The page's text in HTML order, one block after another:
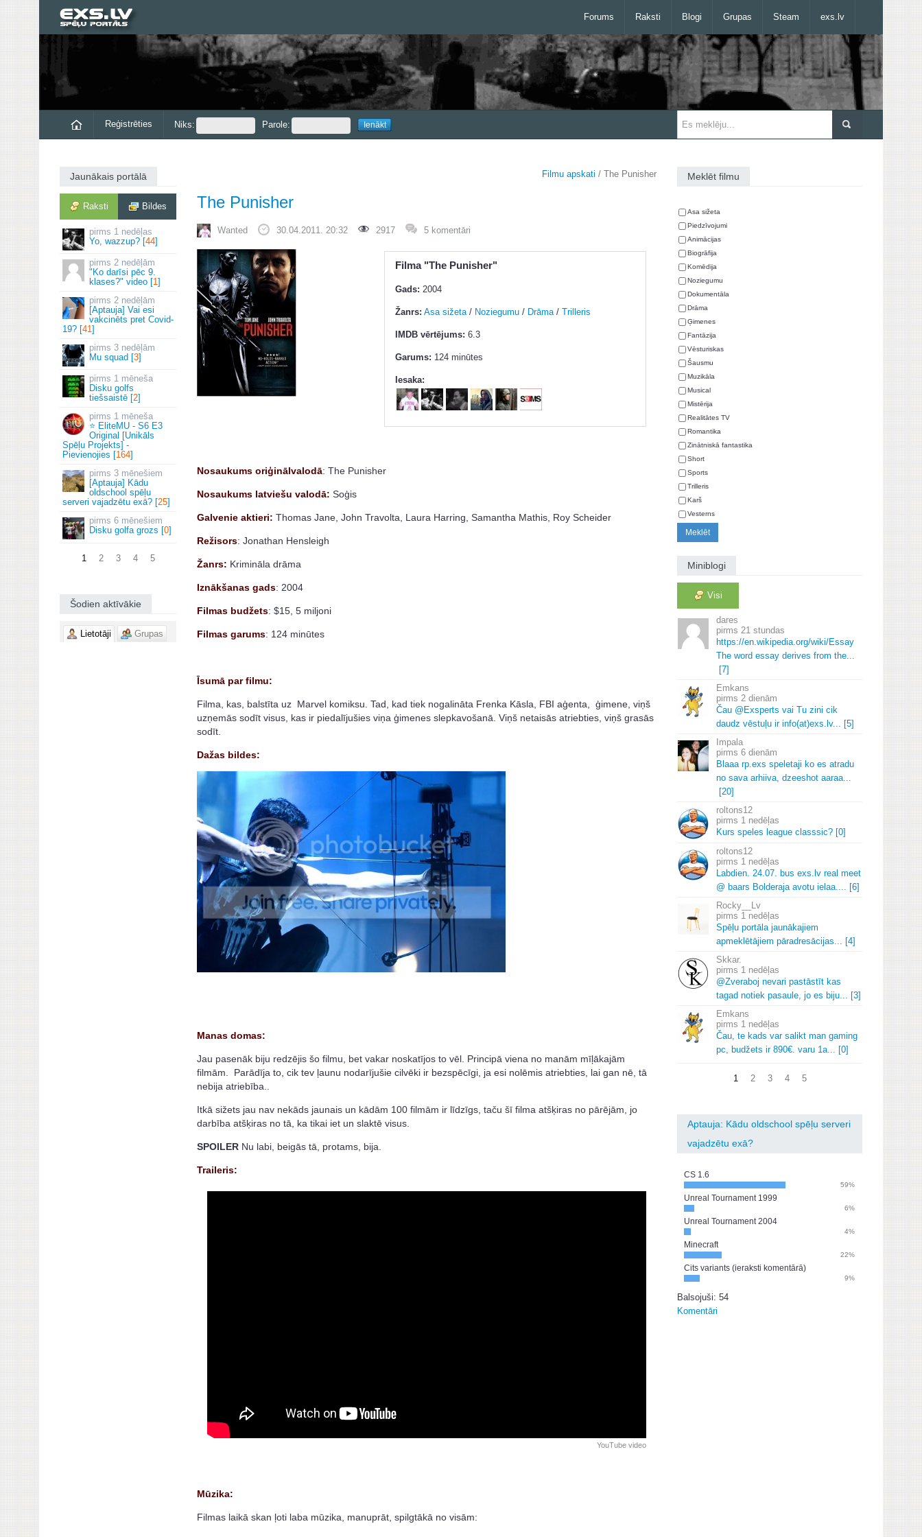
Forums Raksti Blogi Grupas Steam exs.lv
Reģistrēties Niks: Parole:
Jaunākais portālā
Raksti Bildes
1 nedēļas
Yo, wazzup? [44]
2 nedēļām
"Ko darīsi pēc 9.
klases?" video [1]
2 nedēļām
[Aptauja] Vai esi
vakcinēts pret Covid-
19? [41]
3 nedēļām
Mu squad [3]
1 mēneša
Disku golfs
tiešsaistē [2]
1 mēneša
⭐ EliteMU - S6 E3
Original [Unikāls
Spēļu Projekts] -
Pievienojies [164]
3 mēnešiem
[Aptauja] Kādu
oldschool spēļu
serveri vajadzētu exā? [25]
6 mēnešiem
Disku golfa grozs [0]
1 2 3 4 5
Šodien aktīvākie
Lietotāji Grupas
Filmu apskati / The Punisher
The Punisher
Wanted 30.04.2011. 20:32 2917 5 komentāri
Filma "The Punisher"
Gads: 2004
Žanrs: Asa sižeta / Noziegumu / Drāma / Trilleris
IMDB vērtējums: 6.3
Garums: 124 minūtes
Iesaka:
Nosaukums oriģinālvalodā: The Punisher
Nosaukums latviešu valodā: Soģis
Galvenie aktieri: Thomas Jane, John Travolta, Laura Harring, Samantha Mathis, Roy Scheider
Režisors: Jonathan Hensleigh
Žanrs: Krimināla drāma
Iznākšanas gads: 2004
Filmas budžets: $15, 5 miljoni
Filmas garums: 124 minūtes
Īsumā par filmu:
Filma, kas, balstīta uz Marvel komiksu. Tad, kad tiek nogalināta Frenka Kāsla, FBI aģenta, ģimene, viņš
uzņemās sodīt visus, kas ir piedalījušies viņa ģimenes slepkavošanā. Viņš netaisās atriebties, viņš grasās
sodīt.
Dažas bildes:
Manas domas:
Jau pasenāk biju redzējis šo filmu, bet vakar noskatījos to vēl. Principā viena no manām mīļākajām
filmām. Parādīja to, cik tev ļaunu nodarījušie cilvēki ir bezspēcīgi, ja esi nolēmis atriebties, lai gan nē, tā
nebija atriebība..
Itkā sižets jau nav nekāds jaunais un kādām 100 filmām ir līdzīgs, taču šī filma atšķiras no pārējām, jo
darbība atšķiras no tā, ka tikai iet un slaktē visus.
SPOILER Nu labi, beigās tā, protams, bija.
Traileris:
YouTube video
Mūzika:
Filmas laikā skan ļoti laba mūzika, manuprāt, spilgtākā no visām:
Meklēt filmu
Asa sižeta
Piedzīvojumi
Animācijas
Biogrāfija
Komēdija
Noziegumu
Dokumentāla
Drāma
Ģimenes
Fantāzija
Vēsturiskas
Šausmu
Muzikāla
Musical
Mistērija
Realitātes TV
Romantika
Zinātniskā fantastika
Short
Sports
Trilleris
Karš
Vesterns
Miniblogi
Visi
dares
21 stundas
https://en.wikipedia.org/wiki/Essay
The word essay derives from the...
[7]
Emkans
2 dienām
Čau @Exsperts vai Tu zini cik
daudz vēstuļu ir info(at)exs. lv... [5]
Impala
6 dienām
Blaaa rp.exs speletaji ko es atradu
no sava arhiiva, dzeeshot aaraa...
[20]
roltons12
1 nedēļas
Kurs speles league classsic? [0]
roltons12
1 nedēļas
Labdien. 24.07. bus exs. lv real meet
@ baars Bolderaja avotu ielaa.... [6]
Rocky__Lv
1 nedēļas
Spēļu portāla jaunākajiem
apmeklētājiem pāradresācijas... [4]
Skkar.
1 nedēļas
@Zveraboj nevari pastāstīt kas
tagad notiek pasaule, jo es biju... [3]
Emkans
1 nedēļas
Čau, te kads var salikt man gaming
pc, budžets ir 890€. varu 1a... [0]
1 2 3 4 5
Aptauja: Kādu oldschool spēļu serveri
vajadzētu exā?
CS 1.6
59%
Unreal Tournament 1999
6%
Unreal Tournament 2004
4%
Minecraft
22%
Cits variants (ieraksti komentārā)
9%
Balsojuši: 54
Komentāri